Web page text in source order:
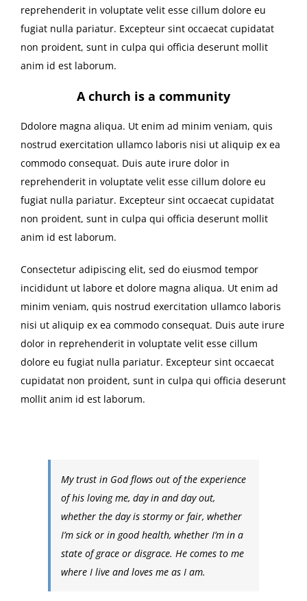
reprehenderit in voluptate velit esse cillum dolore eu
fugiat nulla pariatur. Excepteur sint occaecat cupidatat
non proident, sunt in culpa qui officia deserunt mollit
anim id est laborum.
A church is a community
Ddolore magna aliqua. Ut enim ad minim veniam, quis
nostrud exercitation ullamco laboris nisi ut aliquip ex ea
commodo consequat. Duis aute irure dolor in
reprehenderit in voluptate velit esse cillum dolore eu
fugiat nulla pariatur. Excepteur sint occaecat cupidatat
non proident, sunt in culpa qui officia deserunt mollit
anim id est laborum.
Consectetur adipiscing elit, sed do eiusmod tempor
incididunt ut labore et dolore magna aliqua. Ut enim ad
minim veniam, quis nostrud exercitation ullamco laboris
nisi ut aliquip ex ea commodo consequat. Duis aute irure
dolor in reprehenderit in voluptate velit esse cillum
dolore eu fugiat nulla pariatur. Excepteur sint occaecat
cupidatat non proident, sunt in culpa qui officia deserunt
mollit anim id est laborum.
My trust in God flows out of the experience
of his loving me, day in and day out,
whether the day is stormy or fair, whether
I’m sick or in good health, whether I’m in a
state of grace or disgrace. He comes to me
where I live and loves me as I am.